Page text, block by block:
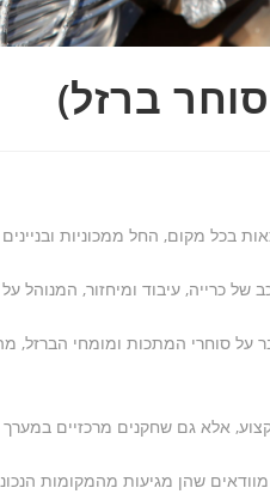
ברזל)
בכל מקום, החל ממכוניות
כרייה, עיבוד ומיחזור, המנוהל
על סוחרי המתכות ומומחי הברזל,
אלא גם שחקנים מרכזיים במערך
שהן מגיעות מהמקומות